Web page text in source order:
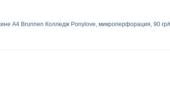
А4 Brunnen Колледж Ponylove, микроперфорация, 90 гр/